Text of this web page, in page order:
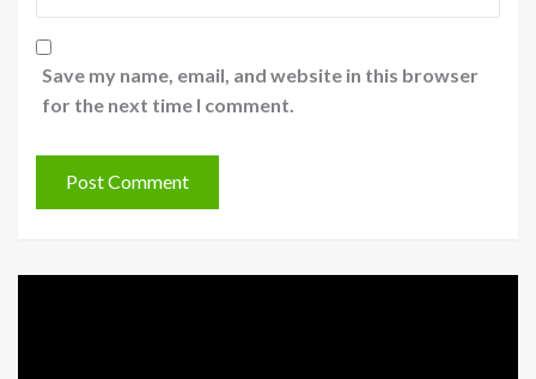
Save my name, email, and website in this browser
for the next time I comment.